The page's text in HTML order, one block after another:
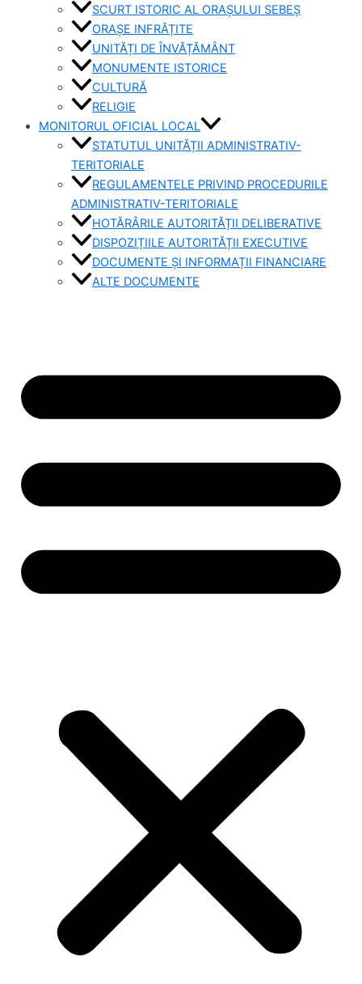
SCURT ISTORIC AL ORAȘULUI SEBEȘ
ORAȘE INFRĂȚITE
UNITĂȚI DE ÎNVĂȚĂMÂNT
MONUMENTE ISTORICE
CULTURĂ
RELIGIE
MONITORUL OFICIAL LOCAL
STATUTUL UNITĂȚII ADMINISTRATIV-
TERITORIALE
REGULAMENTELE PRIVIND PROCEDURILE
ADMINISTRATIV-TERITORIALE
HOTĂRÂRILE AUTORITĂȚII DELIBERATIVE
DISPOZIȚIILE AUTORITĂȚII EXECUTIVE
DOCUMENTE ȘI INFORMAȚII FINANCIARE
ALTE DOCUMENTE